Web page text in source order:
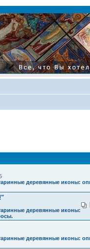
деревянные иконы:
деревянные иконы:
деревянные иконы: